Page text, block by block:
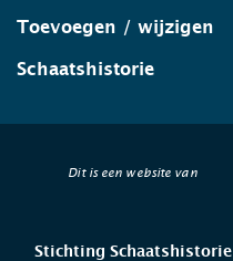
Toevoegen / wijzigen
Schaatshistorie
Dit is een website van
Stichting Schaatshistorie